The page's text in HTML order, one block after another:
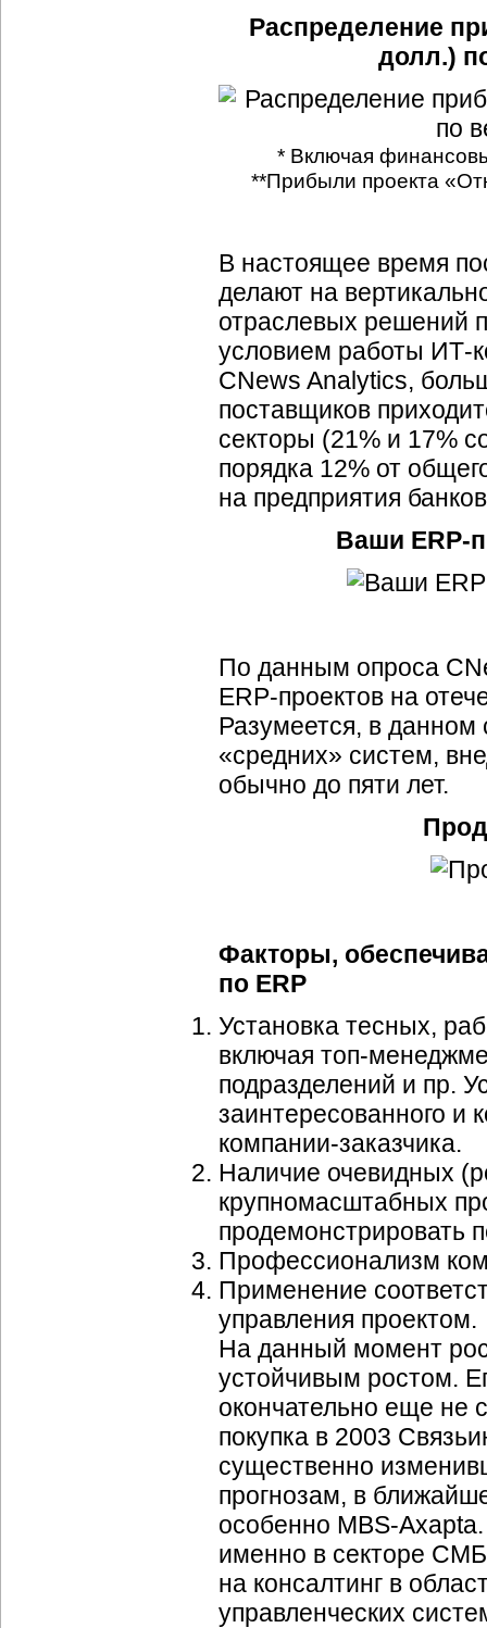
Распределение
долл.)
* Включая
**Прибыли проекта
В настоящее время
делают на
отраслевых решений
условием работы ИТ-
CNews Analytics,
поставщиков
секторы (21% и 17%
порядка 12% от
на предприятия
Ваши ERP-
По данным опроса
ERP-проектов на
Разумеется, в данном
«средних» систем,
обычно до пяти лет.
Факторы,
по ERP
Установка тесных,
включая топ-
подразделений и пр.
заинтересованного и
компании-заказчика.
Наличие очевидных
крупномасштабных
продемонстрировать
Профессионализм
Применение
управления проектом.
На данный момент
устойчивым ростом.
окончательно еще не
покупка в 2003
существенно
прогнозам, в
особенно MBS-Axapta
именно в секторе
на консалтинг в
управленческих